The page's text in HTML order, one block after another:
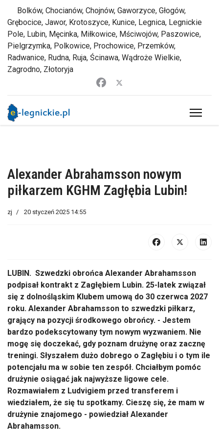
Bolków, Chocianów, Chojnów, Gaworzyce, Głogów,
Grębocice, Jawor, Krotoszyce, Kunice, Legnica, Legnickie
Pole, Lubin, Męcinka, Miłkowice, Mściwojów, Paszowice,
Pielgrzymka, Polkowice, Prochowice, Przemków,
Radwanice, Rudna, Ruja, Ścinawa, Wądroże Wielkie,
Zagrodno, Złotoryja
Alexander Abrahamsson nowym
piłkarzem KGHM Zagłębia Lubin!
zj 20 styczeń 2025 14:55
LUBIN. Szwedzki obrońca Alexander Abrahamsson
podpisał kontrakt z Zagłębiem Lubin. 25-latek związał
się z dolnośląskim Klubem umową do 30 czerwca 2027
roku. Alexander Abrahamsson to szwedzki piłkarz,
grający na pozycji środkowego obrońcy. - Jestem
bardzo podekscytowany tym nowym wyzwaniem. Nie
mogę się doczekać, gdy poznam drużynę oraz zacznę
treningi. Słyszałem dużo dobrego o Zagłębiu i o tym ile
potencjału ma w sobie ten zespół. Chciałbym pomóc
drużynie osiągać jak najwyższe ligowe cele.
Rozmawiałem z Ludvigiem przed transferem i
wiedziałem, że się tu spotkamy. Cieszę się, że mam w
drużynie znajomego - powiedział Alexander
Abrahamsson.